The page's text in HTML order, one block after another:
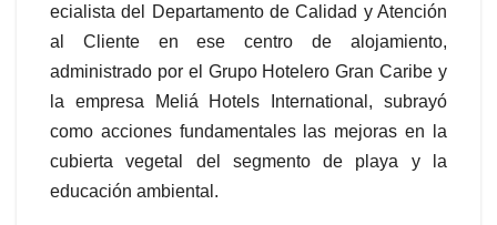
ecialista del Departamento de Calidad y Atención
al Cliente en ese centro de alojamiento,
administrado por el Grupo Hotelero Gran Caribe y
la empresa Meliá Hotels International, subrayó
como acciones fundamentales las mejoras en la
cubierta vegetal del segmento de playa y la
educación ambiental.